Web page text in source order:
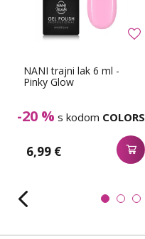
NANI trajni lak 6 ml -
Pinky Glow
-20 % s kodom COLORS
6,99 €